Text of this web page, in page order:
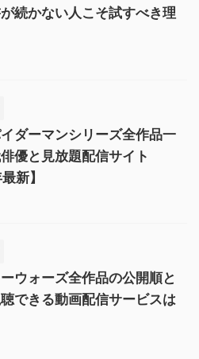
続かない人こそ試すべき理
ダーマンシリーズ全作品一
優と見放題配信サイト
新】
ウォーズ全作品の公開順と
できる動画配信サービスは